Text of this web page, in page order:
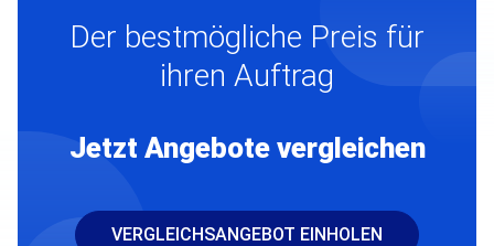
Der bestmögliche Preis für
ihren Auftrag
Jetzt Angebote vergleichen
VERGLEICHSANGEBOT EINHOLEN